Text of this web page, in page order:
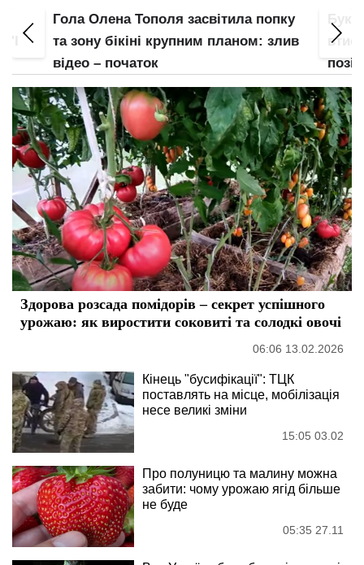
Гола Олена Тополя засвітила попку
та зону бікіні крупним планом: злив
відео – початок
Здорова розсада помідорів – секрет успішного
урожаю: як виростити соковиті та солодкі овочі
06:06 13.02.2026
Кінець "бусифікації": ТЦК
поставлять на місце, мобілізація
несе великі зміни
15:05 03.02
Про полуницю та малину можна
забити: чому урожаю ягід більше
не буде
05:35 27.11